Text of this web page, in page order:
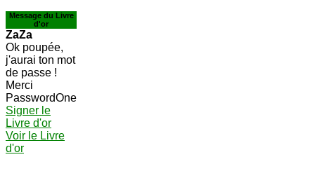
Message du Livre
d'or
ZaZa
Ok poupée,
j'aurai ton mot
de passe !
Merci
PasswordOne
Signer le
Livre d'or
Voir le Livre
d'or